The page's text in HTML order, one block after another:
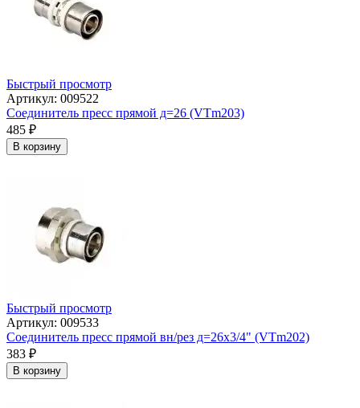
Быстрый просмотр
Артикул: 009522
Соединитель пресс прямой д=26 (VTm203)
485 ₽
В корзину
Быстрый просмотр
Артикул: 009533
Соединитель пресс прямой вн/рез д=26х3/4" (VTm202)
383 ₽
В корзину